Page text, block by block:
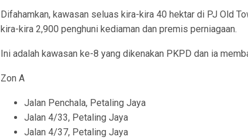
Difahamkan, kawasan seluas kira-kira 40 hektar di PJ Old
kira-kira 2,900 penghuni kediaman dan premis perniagaan.
Ini adalah kawasan ke-8 yang dikenakan PKPD dan ia
Zon A
Jalan Penchala, Petaling Jaya
Jalan 4/33, Petaling Jaya
Jalan 4/37, Petaling Jaya